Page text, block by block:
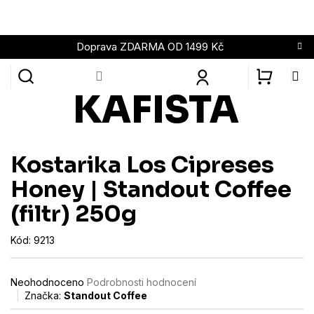
obsah
Doprava ZDARMA OD 1499 Kč
Kostarika Los Cipreses
Honey | Standout Coffee
(filtr) 250g
Kód: 9213
Průměrné
hodnocení
produktu
Neohodnoceno Podrobnosti hodnocení
Značka:Standout Coffee